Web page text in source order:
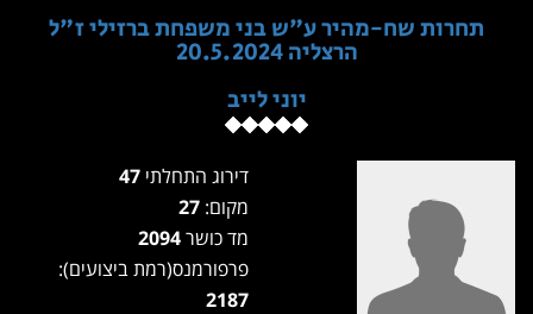
תחרות שח-מהיר ע"ש בני משפחת ברזילי ז"ל
הרצליה 20.5.2024
יוני לייב
דירוג התחלתי
מקום:
מד כושר
פרפורמנס(רמת ביצועים):
2187